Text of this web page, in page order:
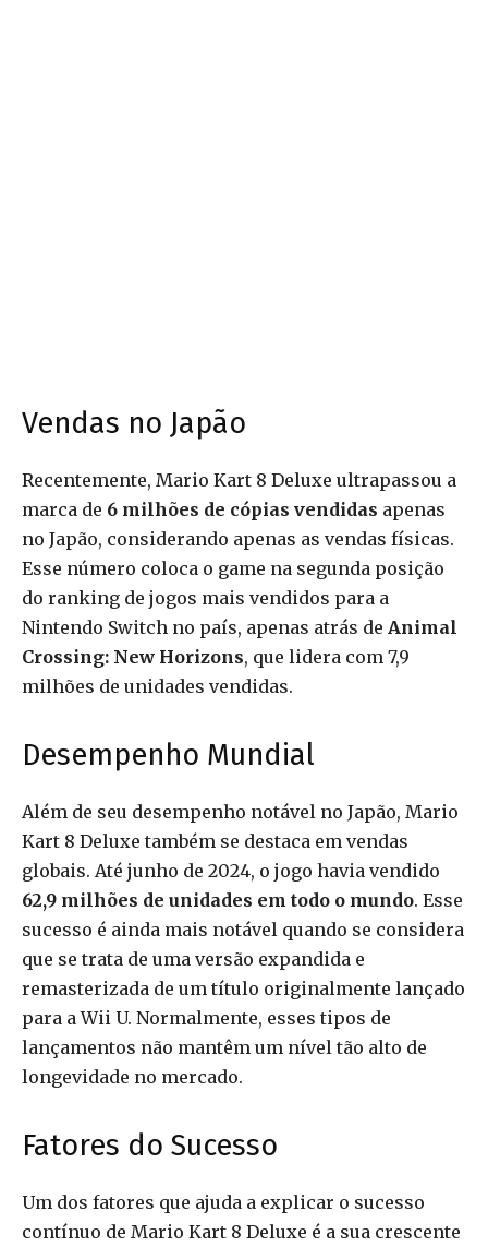
Vendas no Japão
Recentemente, Mario Kart 8 Deluxe ultrapassou a
marca de 6 milhões de cópias vendidas apenas
no Japão, considerando apenas as vendas físicas.
Esse número coloca o game na segunda posição
do ranking de jogos mais vendidos para a
Nintendo Switch no país, apenas atrás de Animal
Crossing: New Horizons, que lidera com 7,9
milhões de unidades vendidas.
Desempenho Mundial
Além de seu desempenho notável no Japão, Mario
Kart 8 Deluxe também se destaca em vendas
globais. Até junho de 2024, o jogo havia vendido
62,9 milhões de unidades em todo o mundo. Esse
sucesso é ainda mais notável quando se considera
que se trata de uma versão expandida e
remasterizada de um título originalmente lançado
para a Wii U. Normalmente, esses tipos de
lançamentos não mantêm um nível tão alto de
longevidade no mercado.
Fatores do Sucesso
Um dos fatores que ajuda a explicar o sucesso
contínuo de Mario Kart 8 Deluxe é a sua crescente